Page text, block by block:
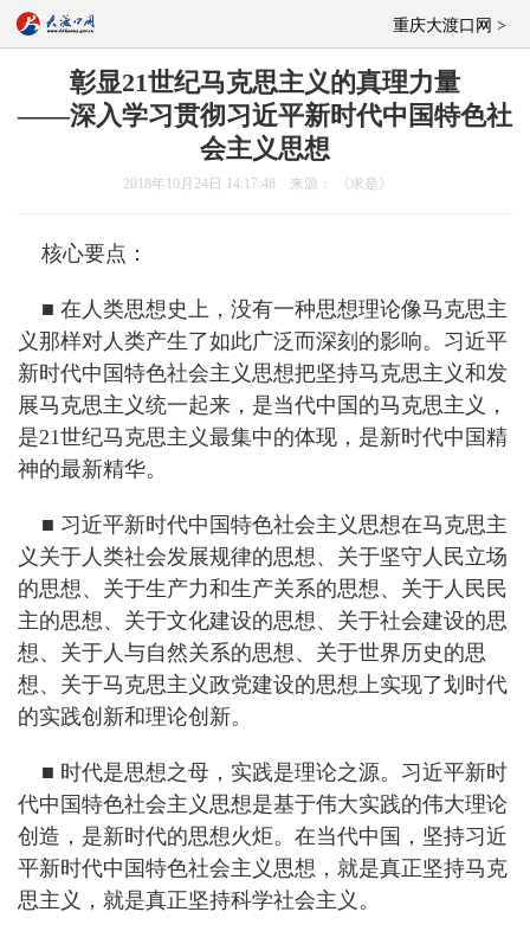
重庆大渡口网 >
彰显21世纪马克思主义的真理力量
——深入学习贯彻习近平新时代中国特色社
会主义思想
2018年10月24日 14:17:48 来源： 《求是》
核心要点：
■ 在人类思想史上，没有一种思想理论像马克思主
义那样对人类产生了如此广泛而深刻的影响。习近平
新时代中国特色社会主义思想把坚持马克思主义和发
展马克思主义统一起来，是当代中国的马克思主义，
是21世纪马克思主义最集中的体现，是新时代中国精
神的最新精华。
■ 习近平新时代中国特色社会主义思想在马克思主
义关于人类社会发展规律的思想、关于坚守人民立场
的思想、关于生产力和生产关系的思想、关于人民民
主的思想、关于文化建设的思想、关于社会建设的思
想、关于人与自然关系的思想、关于世界历史的思
想、关于马克思主义政党建设的思想上实现了划时代
的实践创新和理论创新。
■ 时代是思想之母，实践是理论之源。习近平新时
代中国特色社会主义思想是基于伟大实践的伟大理论
创造，是新时代的思想火炬。在当代中国，坚持习近
平新时代中国特色社会主义思想，就是真正坚持马克
思主义，就是真正坚持科学社会主义。